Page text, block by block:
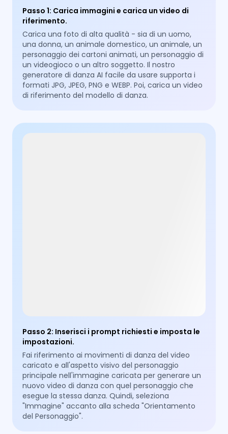
Passo 1: Carica immagini e carica un video di
riferimento.
Carica una foto di alta qualità - sia di un uomo,
una donna, un animale domestico, un animale, un
personaggio dei cartoni animati, un personaggio di
un videogioco o un altro soggetto. Il nostro
generatore di danza AI facile da usare supporta i
formati JPG, JPEG, PNG e WEBP. Poi, carica un video
di riferimento del modello di danza.
Passo 2: Inserisci i prompt richiesti e imposta le
impostazioni.
Fai riferimento ai movimenti di danza del video
caricato e all'aspetto visivo del personaggio
principale nell'immagine caricata per generare un
nuovo video di danza con quel personaggio che
esegue la stessa danza. Quindi, seleziona
"Immagine" accanto alla scheda "Orientamento
del Personaggio".